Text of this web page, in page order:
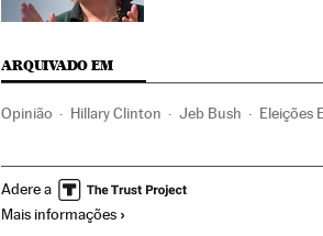
ARQUIVADO EM
Opinião Hillary Clinton Jeb Bush Eleições
América do Norte América
Adere a
Mais informações